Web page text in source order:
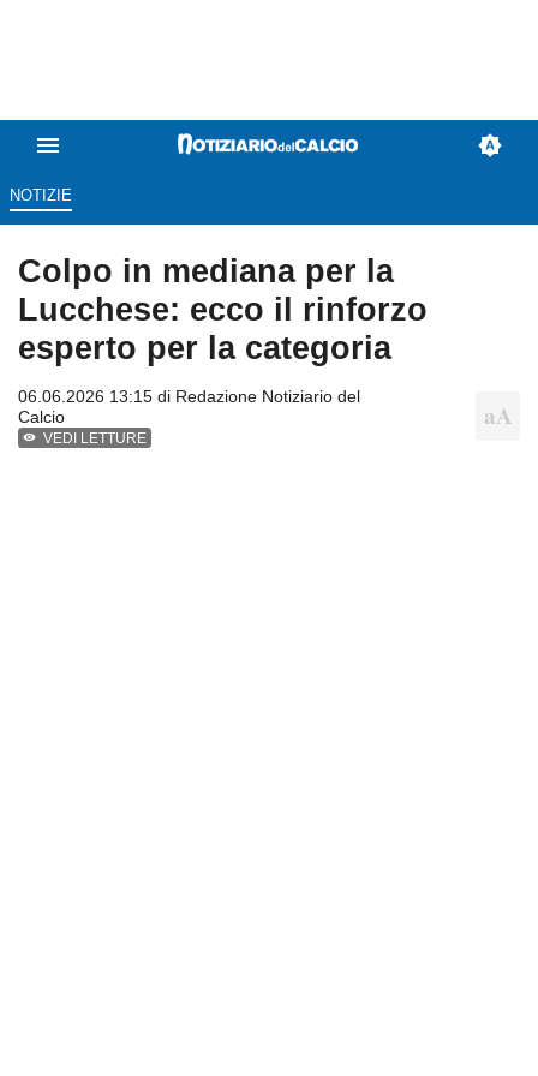
NOTIZIE
Colpo in mediana per la
Lucchese: ecco il rinforzo
esperto per la categoria
06.06.2026 13:15 di Redazione Notiziario del
Calcio
VEDI LETTURE